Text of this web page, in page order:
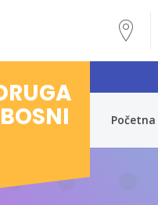
Početna